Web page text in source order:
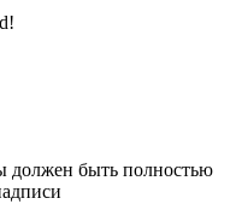
быть полностью